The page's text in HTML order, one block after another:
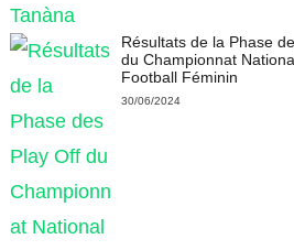
Résultats de la Phase
du Championnat
Football Féminin
30/06/2024